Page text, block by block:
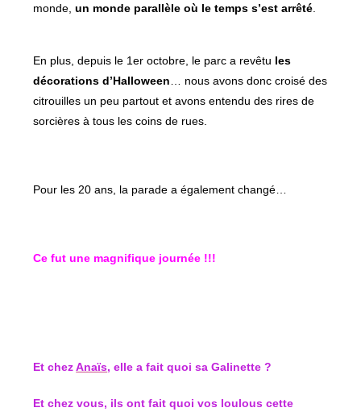
monde,un monde parallèle où le temps s’est arrêté
En plus, depuis le 1er octobre, le parc a revêtu les
décorations d’Halloween … nous avons donc croisé des
citrouilles un peu partout et avons entendu des rires de
sorcières à tous les coins de rues.
Pour les 20 ans, la parade a également changé…
Ce fut une magnifique journée !!!
Et chezAnaïs, elle a fait quoi sa Galinette ?
Et chez vous, ils ont fait quoi vos loulous cette